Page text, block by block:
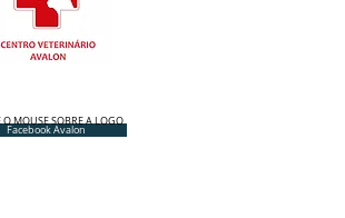
Facebook Avalon
O MOUSE SOBRE A LOGO